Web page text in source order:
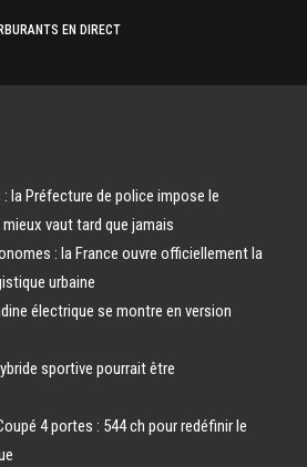
EN DIRECT
la Préfecture de police impose le
vaut tard que jamais
: la France ouvre officiellement la
urbaine
électrique se montre en version
sportive pourrait être
4 portes : 544 ch pour redéfinir le